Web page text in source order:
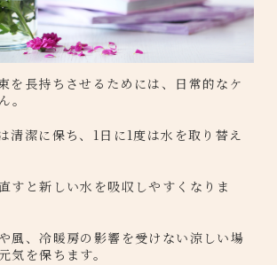
を長持ちさせるためには、日常的なケ
。
清潔に保ち、1日に1度は水を取り替え
すと新しい水を吸収しやすくなりま
風、冷暖房の影響を受けない涼しい場
気を保ちます。